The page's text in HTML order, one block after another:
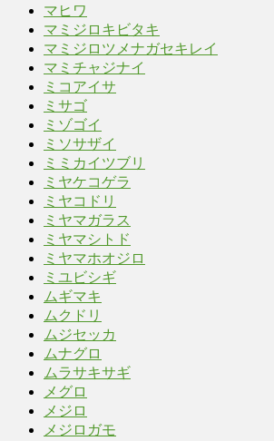
マヒワ
マミジロキビタキ
マミジロツメナガセキレイ
マミチャジナイ
ミコアイサ
ミサゴ
ミゾゴイ
ミソサザイ
ミミカイツブリ
ミヤケコゲラ
ミヤコドリ
ミヤマガラス
ミヤマシトド
ミヤマホオジロ
ミユビシギ
ムギマキ
ムクドリ
ムジセッカ
ムナグロ
ムラサキサギ
メグロ
メジロ
メジロガモ